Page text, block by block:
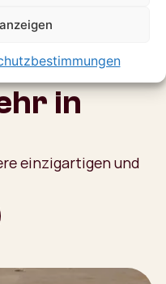
in
einzigartigen und